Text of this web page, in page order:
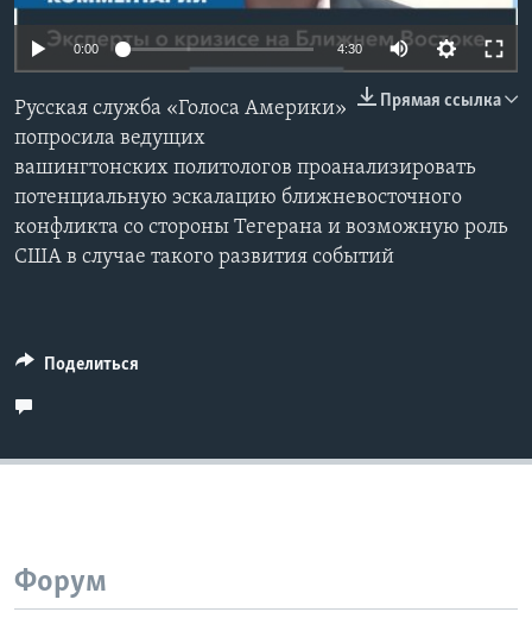
Learning English
СОЦИАЛЬНЫЕ СЕТИ
Языки
0:00 4:30
Прямая ссылка
Русская служба «Голоса Америки»
попросила ведущих
вашингтонских политологов проанализировать
потенциальную эскалацию ближневосточного
конфликта со стороны Тегерана и возможную роль
США в случае такого развития событий
Поделиться
Форум